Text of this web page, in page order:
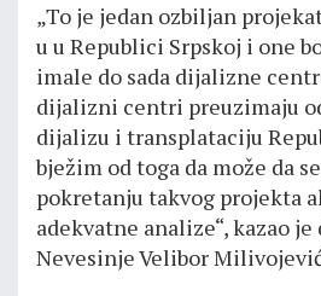
„To je jedan ozbiljan
u u Republici Srpskoj i one
imale do sada dijalizne
dijalizni centri preuzimaju
dijalizu i transplataciju
bježim od toga da može da
pokretanju takvog projekta
adekvatne analize“, kazao
Nevesinje Velibor